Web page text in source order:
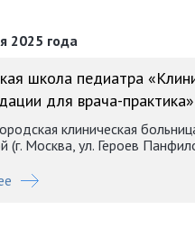
2025 года
школа педиатра
для врача-практика»
клиническая
(г. Москва, ул. Героев